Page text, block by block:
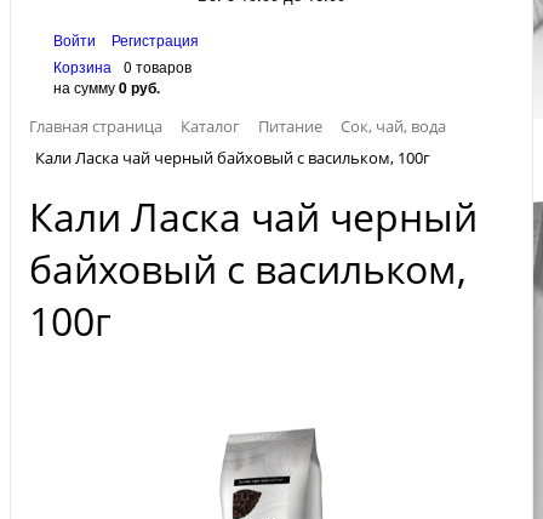
Войти
Регистрация
Корзина
0 товаров
на сумму0 руб.
Главная страница
Каталог Питание
Сок, чай, вода
Кали Ласка чай черный байховый с васильком, 100г
Кали Ласка чай черный
байховый с васильком,
100г